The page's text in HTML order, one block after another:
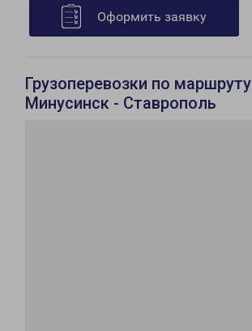
Оформить заявку
Грузоперевозки по маршруту
Минусинск - Ставрополь